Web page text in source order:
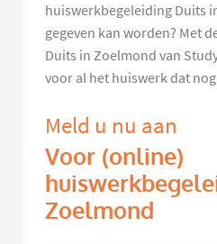
huiswerkbegeleiding Duits
gegeven kan worden? Met
Duits in Zoelmond van
voor al het huiswerk dat
Meld u nu aan
Voor (online)
Zoelmond